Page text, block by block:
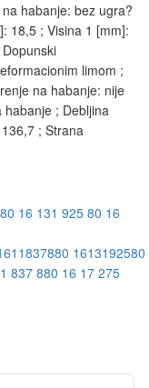
habanje: bez ugra?
18,5 ; Visina 1 [mm]:
limom ;
na habanje: nije
; Debljina
; Strana
16 131 925 80 16
1613192580
837 880 16 17 275